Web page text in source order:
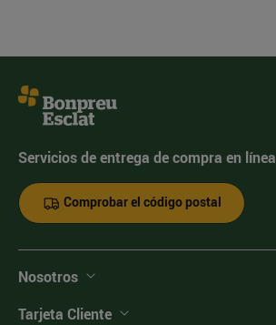
Servicios de entrega de compra en línea
Comprobar el código postal
Nosotros
Tarjeta Cliente